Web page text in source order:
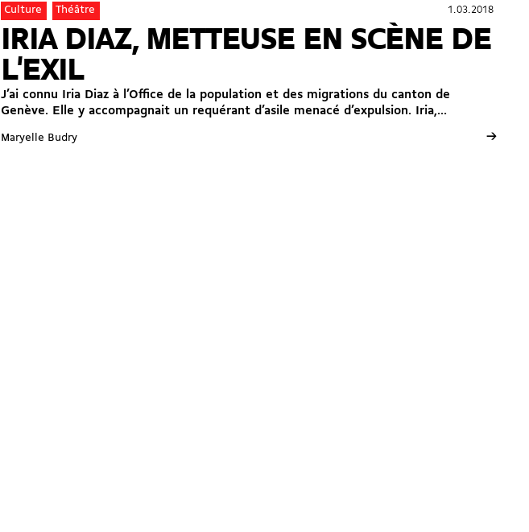
1.03.2018
Culture Théâtre 1.03.2018
IRIA DIAZ, METTEUSE EN SCÈNE DE
L'EXIL
J’ai connu Iria Diaz à l’Office de la population et des migrations du canton de
Genève. Elle y accompagnait un requérant d’asile menacé d’expulsion. Iria,...
Maryelle Budry →